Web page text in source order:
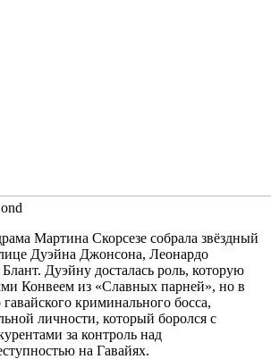
Мартина Скорсезе собрала звёздный
Дуэйна Джонсона, Леонардо
Дуэйну досталась роль, которую
Конвеем из «Славных парней», но в
криминального босса,
личности, который боролся с
за контроль над
на Гавайях.